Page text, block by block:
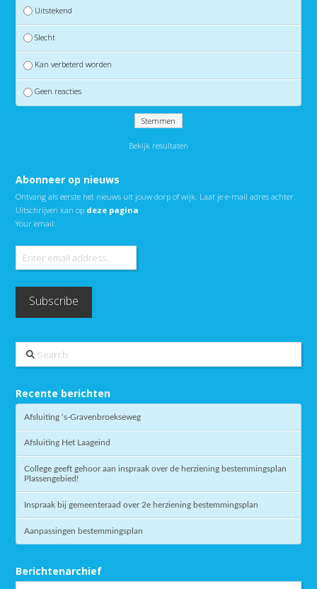
Uitstekend
Slecht
Kan verbeterd worden
Geen reacties
Bekijk resultaten
Abonneer op nieuws
Ontvang als eerste het nieuws uit jouw dorp of wijk. Laat je e-mail adres achter.
Uitschrijven kan op deze pagina
Your email:
Search
Recente berichten
Afsluiting ‘s-Gravenbroekseweg
Afsluiting Het Laageind
College geeft gehoor aan inspraak over de herziening bestemmingsplan
Plassengebied!
Inspraak bij gemeenteraad over 2e herziening bestemmingsplan
Aanpassingen bestemmingsplan
Berichtenarchief